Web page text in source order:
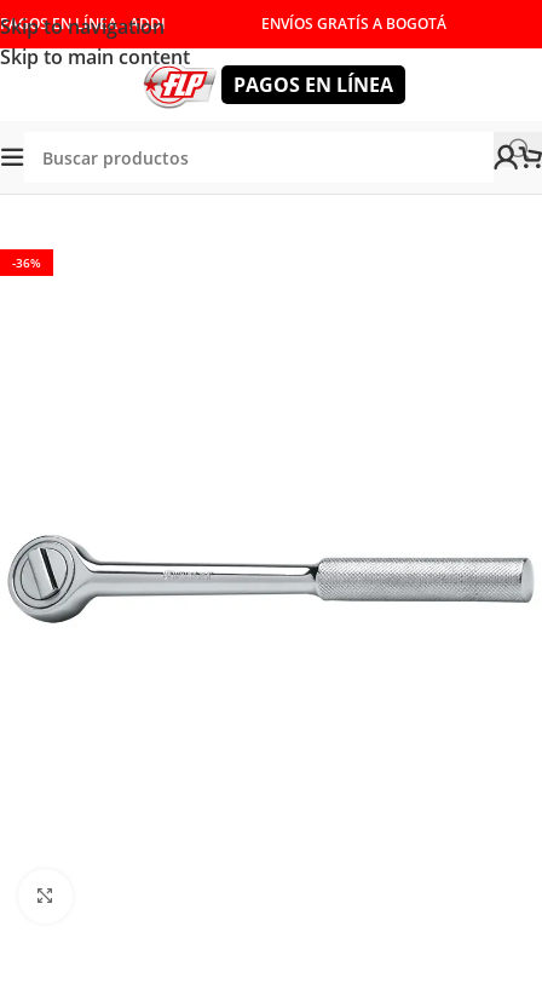
Skip to navigation
Skip to main content
PAGOS EN LÍNEA - ADDI ENVÍOS GRATÍS A BOGOTÁ
PAGOS EN LÍNEA
/HERRAMIENTAS MANUALES RATCHET
-36%